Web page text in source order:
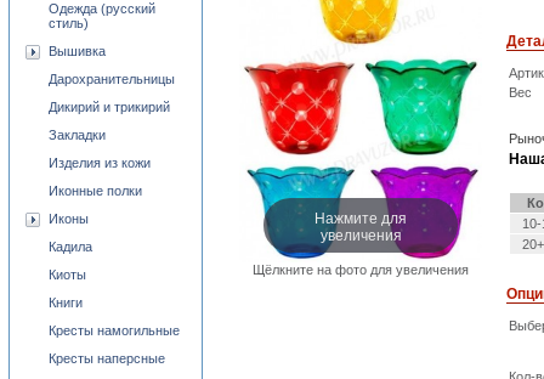
Нажмите для
увеличения
Щёлкните на фото для увеличения
Вес
Одежда (русский
стиль)
Вышивка
Дарохранительницы
Дикирий и трикирий
Закладки
Изделия из кожи
Иконные полки
Иконы
Кадила
Киоты
Книги
Кресты намогильные
Кресты наперсные